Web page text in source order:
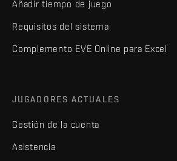
Añadir tiempo de juego
Requisitos del sistema
Complemento EVE Online para Excel
JUGADORES ACTUALES
Gestión de la cuenta
Asistencia